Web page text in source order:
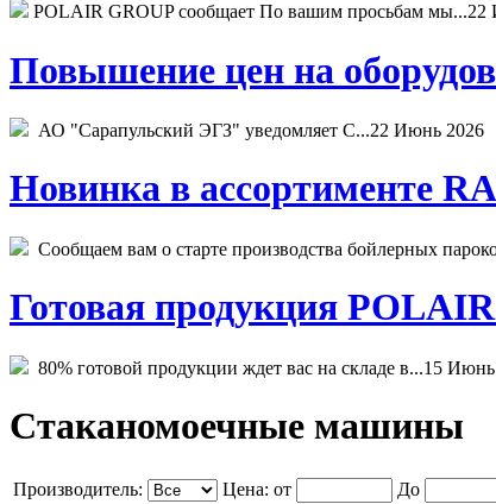
POLAIR GROUP сообщает По вашим просьбам мы...22
Повышение цен на
АО "Сарапульский ЭГЗ" уведомляет С...22 Июнь 2026
Новинка в ассортименте
Сообщаем вам о старте производства бойлерных
Готовая продукция
80% готовой продукции ждет вас на складе в...15 Июнь
Стаканомоечные машины
Производитель: Цена: от До